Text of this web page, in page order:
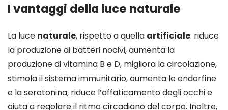
I vantaggi della luce naturale
La luce naturale, rispetto a quella artificiale: riduce
la produzione di batteri nocivi, aumenta la
produzione di vitamina B e D, migliora la circolazione,
stimola il sistema immunitario, aumenta le endorfine
e la serotonina, riduce l’affaticamento degli occhi e
aiuta a regolare il ritmo circadiano del corpo. Inoltre,